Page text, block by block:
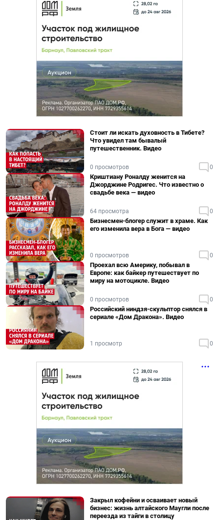
Стоит ли искать духовность в Тибете?
Что увидел там бывалый
путешественник. Видео
0 просмотров 0
Криштиану Роналду женится на
Джорджине Родригес. Что известно о
свадьбе века — видео
64 просмотра 0
Бизнесмен-блогер служит в храме. Как
его изменила вера в Бога — видео
0 просмотров 0
Проехал всю Америку, побывал в
Европе: как байкер путешествует по
миру на мотоцикле. Видео
0 просмотров 0
Российский ниндзя-скульптор снялся в
сериале «Дом Дракона». Видео
1 просмотр 0
Закрыл кофейни и осваивает новый
бизнес: жизнь алтайского Маугли после
переезда из тайги в столицу